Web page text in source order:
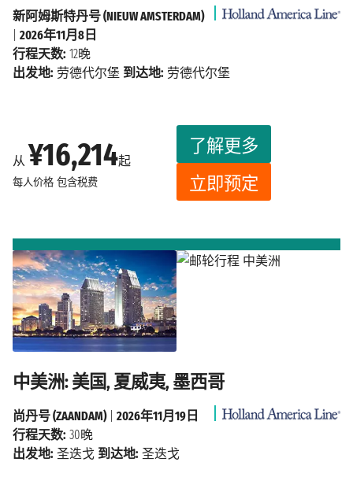
从 ¥16,214起
每人价格 包含税费
了解更多
立即预定
新阿姆斯特丹号 (NIEUW AMSTERDAM)
2026年11月8日
行程天数: 12晚
出发地: 劳德代尔堡 到达地: 劳德代尔堡
中美洲: 美国, 夏威夷, 墨西哥
尚丹号 (ZAANDAM)| 2026年11月19日
行程天数: 30晚
出发地: 圣迭戈 到达地: 圣迭戈